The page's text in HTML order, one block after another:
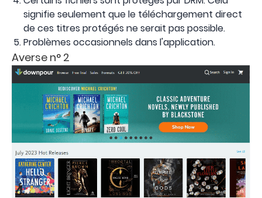
signifie seulement que le téléchargement direct
de ces titres protégés ne serait pas possible.
Problèmes occasionnels dans l'application.
Averse n° 2